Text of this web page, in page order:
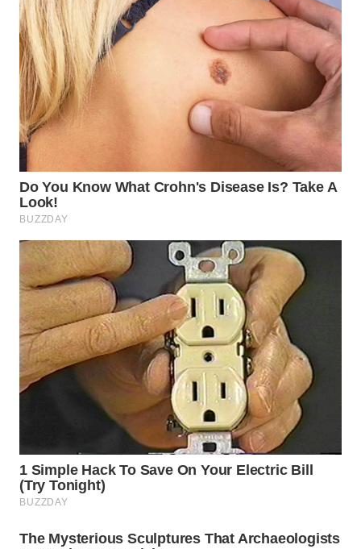
WN
TAPANULI
SELATAN
WN
TANJUNG
LESUNG
WN
SIMALUNGUN
WN
LABUHANBATU
WN
TAPANULI
TENGAH
WN
TEBING
TINGGI